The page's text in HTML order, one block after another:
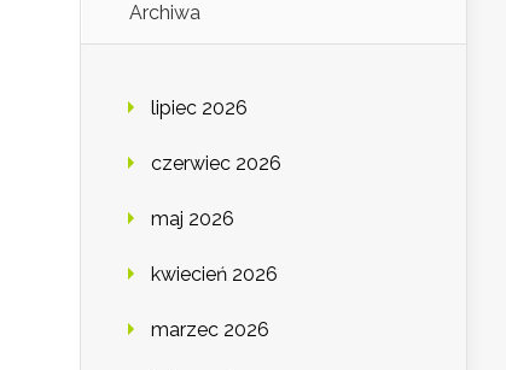
Archiwa
lipiec 2026
czerwiec 2026
maj 2026
kwiecień 2026
marzec 2026